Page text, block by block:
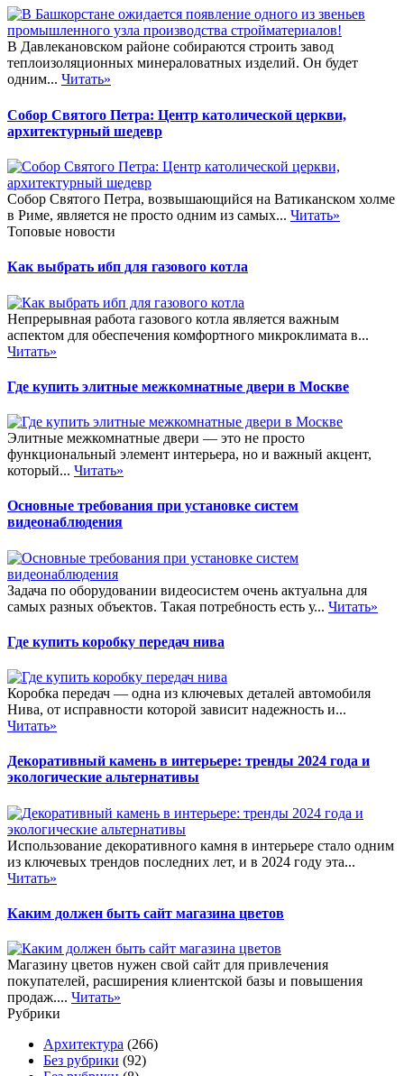
В Давлекановском районе собираются строить завод
теплоизоляционных минераловатных изделий. Он будет
одним... Читать»
Собор Святого Петра: Центр католической церкви,
архитектурный шедевр
Собор Святого Петра, возвышающийся на Ватиканском холме
в Риме, является не просто одним из самых... Читать»
Топовые новости
Как выбрать ибп для газового котла
Непрерывная работа газового котла является важным
аспектом для обеспечения комфортного микроклимата в...
Читать»
Где купить элитные межкомнатные двери в Москве
Элитные межкомнатные двери — это не просто
функциональный элемент интерьера, но и важный акцент,
который... Читать»
Основные требования при установке систем
видеонаблюдения
Задача по оборудовании видеосистем очень актуальна для
самых разных объектов. Такая потребность есть у... Читать»
Где купить коробку передач нива
Коробка передач — одна из ключевых деталей автомобиля
Нива, от исправности которой зависит надежность и...
Читать»
Декоративный камень в интерьере: тренды 2024 года и
экологические альтернативы
Использование декоративного камня в интерьере стало одним
из ключевых трендов последних лет, и в 2024 году эта...
Читать»
Каким должен быть сайт магазина цветов
Магазину цветов нужен свой сайт для привлечения
покупателей, расширения клиентской базы и повышения
продаж.... Читать»
Рубрики
Архитектура (266)
Без рубрики (92)